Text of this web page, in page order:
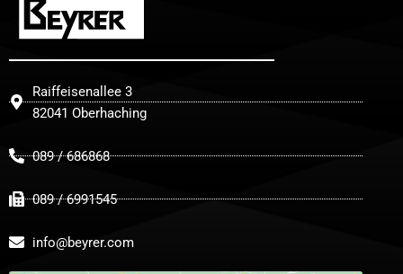
Raiffeisenallee 3
82041 Oberhaching
089 / 686868
089 / 6991545
info@beyrer.com